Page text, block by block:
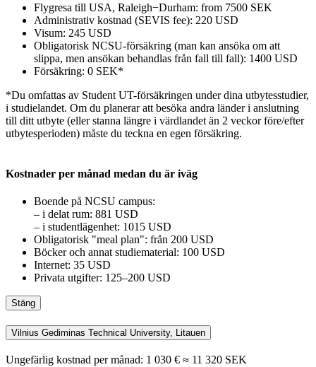
Flygresa till USA, Raleigh−Durham: from 7500 SEK
Administrativ kostnad (SEVIS fee): 220 USD
Visum: 245 USD
Obligatorisk NCSU-försäkring (man kan ansöka om att
slippa, men ansökan behandlas från fall till fall): 1400 USD
Försäkring: 0 SEK*
*Du omfattas av Student UT-försäkringen under dina utbytesstudier,
i studielandet. Om du planerar att besöka andra länder i anslutning
till ditt utbyte (eller stanna längre i värdlandet än 2 veckor före/efter
utbytesperioden) måste du teckna en egen försäkring.
Kostnader per månad medan du är iväg
Boende på NCSU campus:
– i delat rum: 881 USD
– i studentlägenhet: 1015 USD
Obligatorisk "meal plan": från 200 USD
Böcker och annat studiematerial: 100 USD
Internet: 35 USD
Privata utgifter: 125–200 USD
Stäng
Vilnius Gediminas Technical University, Litauen
Ungefärlig kostnad per månad: 1 030 € ≈ 11 320 SEK